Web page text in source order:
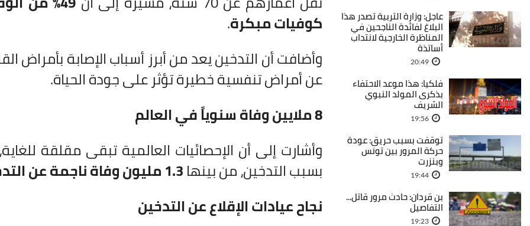
كوفيات مبكرة.
وأضافت أن التدخين يعد من أبرز أسباب الإصابة بأمراض
عن أمراض تنفسية خطيرة تؤثر على جودة الحياة.
8 ملايين وفاة سنوياً في العالم
وأشارت إلى أن الإحصائيات العالمية تبقى مقلقة
بسبب التدخين، من بينها1.3 مليون وفاة ناجمة عن التدخين السلبي
نجاح عيادات الإقلاع عن التدخين
عاجل: وزارة التربية تصدر هذا
البلاغ لفائدة الناجحين في
المناظرة الخارجية لانتداب
أساتذة
20:49
فلكيا: هذا موعد الاحتفاء
بذكرى المولد النبوي
الشريف
19:56
توقفت بسبب حريق: عودة
حركة المرور بين تونس
وبنزرت
19:44
بن قردان: حادث مرور قاتل...
التفاصيل
19:23